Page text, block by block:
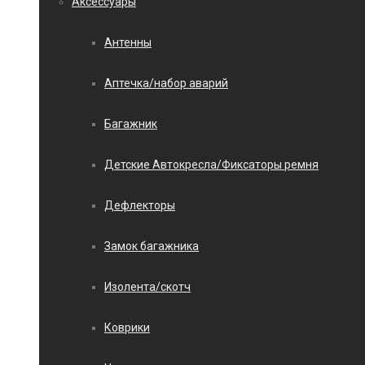
Антенны
Аптечка/набор аварий
Багажник
Детские Автокресла/Фиксаторы ремня
Дефлекторы
Замок багажника
Изолента/скотч
Коврики